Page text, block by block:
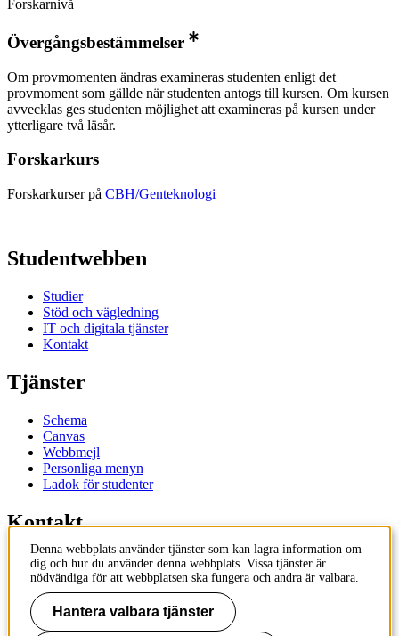
Forskarnivå
Övergångsbestämmelser
Om provmomenten ändras examineras studenten enligt det
provmoment som gällde när studenten antogs till kursen. Om kursen
avvecklas ges stu­denten möjlighet att examineras på kursen under
ytterligare två läsår.
Forskarkurs
Forskarkurser på CBH/Genteknologi
Studentwebben
Studier
Stöd och vägledning
IT och digitala tjänster
Kontakt
Tjänster
Schema
Canvas
Webbmejl
Personliga menyn
Ladok för studenter
Kontakt
Kontakta utbildningsprogram
Kontakta kurs
IT-support
KTH Entré
Denna webbplats använder tjänster som kan lagra information om
dig och hur du använder denna webbplats. Vissa tjänster är
nödvändiga för att webbplatsen ska fungera och andra är valbara.
Hantera valbara tjänster